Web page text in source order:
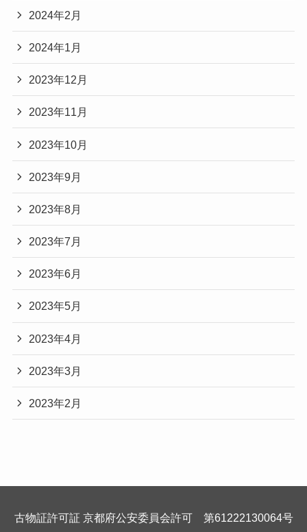
2024年2月
2024年1月
2023年12月
2023年11月
2023年10月
2023年9月
2023年8月
2023年7月
2023年6月
2023年5月
2023年4月
2023年3月
2023年2月
古物証許可証 京都府公安委員会許可 第61222130064号